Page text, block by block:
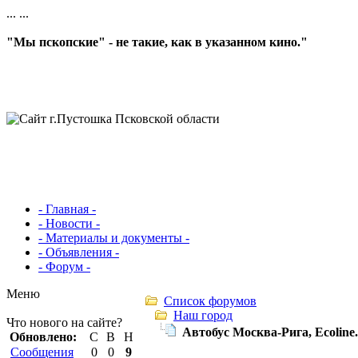
... ...
"Мы пскопские" - не такие, как в указанном кино."
- Главная -
- Новости -
- Материалы и документы -
- Объявления -
- Форум -
Меню
Что нового на сайте?
Обновлено:
С В
Н
Сообщения
0 0 9
Список форумов
Наш город
Автобус Москва-Рига,